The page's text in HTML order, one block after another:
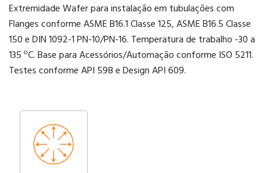
Extremidade Wafer para instalação em tubulações com
Flanges conforme ASME B16.1 Classe 125, ASME B16.5 Classe
150 e DIN 1092-1 PN-10/PN-16. Temperatura de trabalho -30 a
135 oC. Base para Acessórios/Automação conforme ISO 5211.
Testes conforme API 598 e Design API 609.